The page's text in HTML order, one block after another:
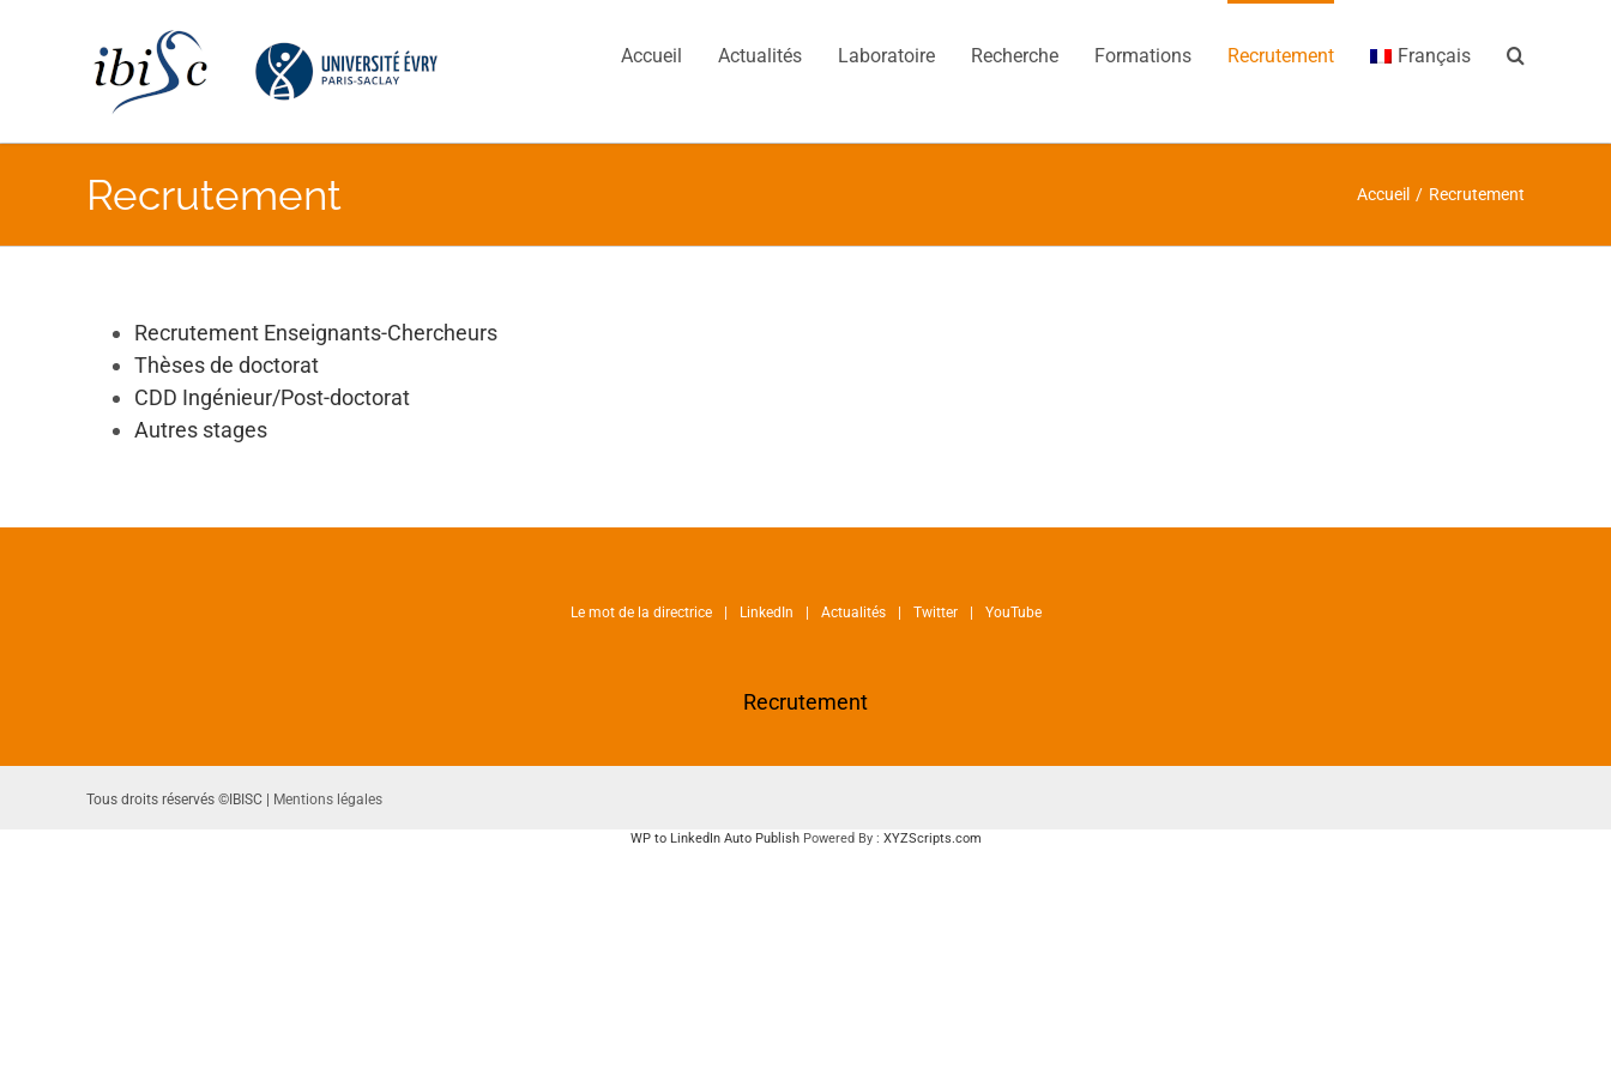
Accueil Actualités Laboratoire Recherche Formations Recrutement Français
Recrutement Accueil / Recrutement
Recrutement Enseignants-Chercheurs
Thèses de doctorat
CDD Ingénieur/Post-doctorat
Autres stages
Le mot de la directrice LinkedIn Actualités Twitter YouTube
Recrutement
Tous droits réservés ©IBISC | Mentions légales
WP to LinkedIn Auto PublishPowered By : XYZScripts.com